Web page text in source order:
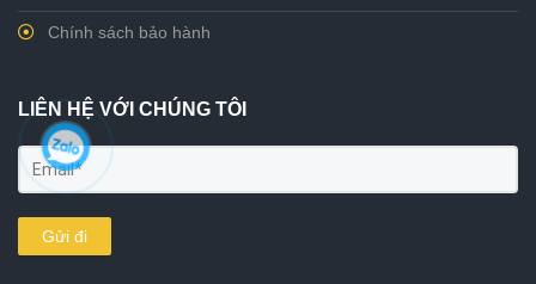
Chính sách bảo hành
LIÊN HỆ VỚI CHÚNG TÔI
Gửi đi